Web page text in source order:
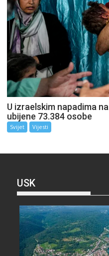
U izraelskim napadima
ubijene 73.384 osobe
Svijet Vijesti
USK